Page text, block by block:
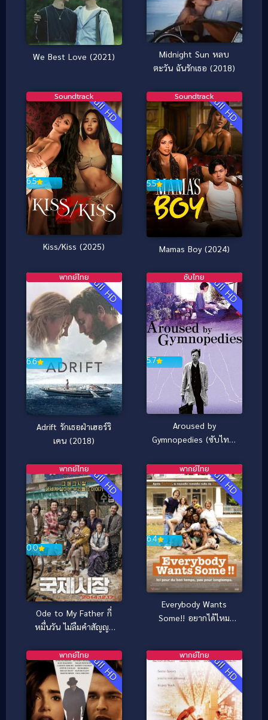
We Best Love (2021)
Midnight Sun หลบ
ตะวัน ฉันรักเธอ (2018)
Full HD
6.5
Soundtrack
Kiss/Kiss (2025)
Full HD
5.5
Soundtrack
Mamas Boy (2024)
Full HD
6.6
พากย์ไทย
Adrift รักเธอฝ่าเฮอร์ริ
เคน (2018)
Full HD
5.7
ซับไทย
Aroused by
Gymnopedies (ซับไทย)
Full HD
0.0
พากย์ไทย
Ode to My Father กี่
หมื่นวัน ไม่ลืมคำสัญญา
Full HD
6.4
พากย์ไทย
Everybody Wants
Some!! อยากได้ไหม
Full HD
พากย์ไทย Full HD
พากย์ไทย